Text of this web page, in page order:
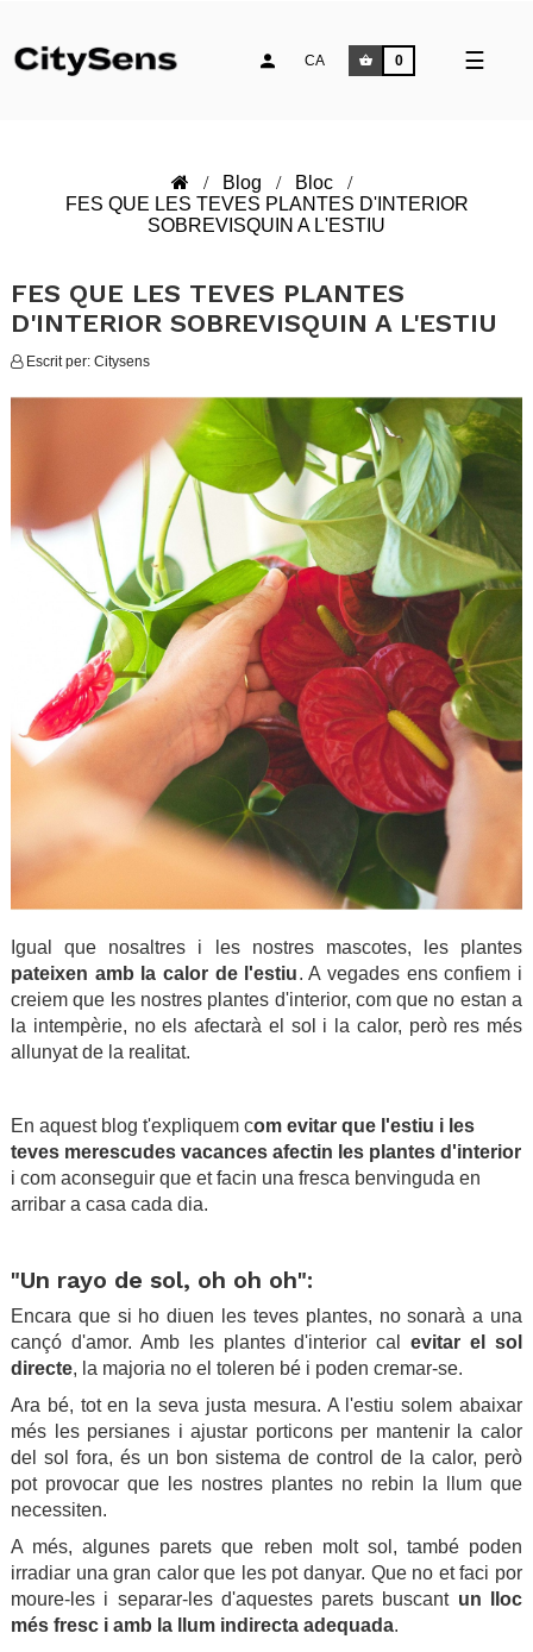
☰
CA 0
Blog
Bloc
FES QUE LES TEVES PLANTES D'INTERIOR
SOBREVISQUIN A L'ESTIU
FES QUE LES TEVES PLANTES
D'INTERIOR SOBREVISQUIN A L'ESTIU
Escrit per: Citysens
Igual que nosaltres i les nostres mascotes, les plantes
pateixen amb la calor de l'estiu. A vegades ens confiem i
creiem que les nostres plantes d'interior, com que no estan a
la intempèrie, no els afectarà el sol i la calor, però res més
allunyat de la realitat.
En aquest blog t'expliquem com evitar que l'estiu i les
teves merescudes vacances afectin les plantes d'interior
i com aconseguir que et facin una fresca benvinguda en
arribar a casa cada dia.
"Un rayo de sol, oh oh oh":
Encara que si ho diuen les teves plantes, no sonarà a una
cançó d'amor. Amb les plantes d'interior calevitar el sol
directe, la majoria no el toleren bé i poden cremar-se.
Ara bé, tot en la seva justa mesura. A l'estiu solem abaixar
més les persianes i ajustar porticons per mantenir la calor
del sol fora, és un bon sistema de control de la calor, però
pot provocar que les nostres plantes no rebin la llum que
necessiten.
A més, algunes parets que reben molt sol, també poden
irradiar una gran calor que les pot danyar. Que no et faci por
moure-les i separar-les d'aquestes parets buscant un lloc
més fresc i amb la llum indirecta adequada.